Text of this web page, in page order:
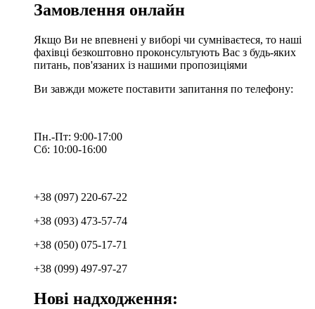
Замовлення онлайн
Якщо Ви не впевнені у виборі чи сумніваєтеся, то наші
фахівці безкоштовно проконсультують Вас з будь-яких
питань, пов'язаних із нашими пропозиціями
Ви завжди можете поставити запитання по телефону:
Пн.-Пт: 9:00-17:00
Сб: 10:00-16:00
+38 (097) 220-67-22
+38 (093) 473-57-74
+38 (050) 075-17-71
+38 (099) 497-97-27
Нові надходження: